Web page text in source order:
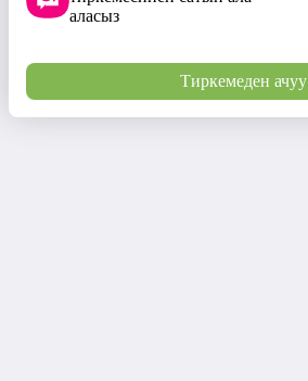
аласыз
Тиркемеден ачуу